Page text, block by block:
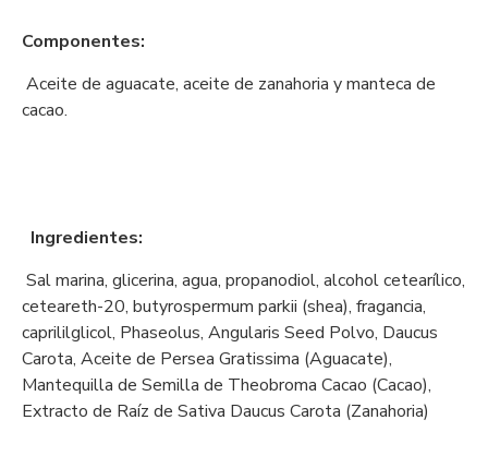
Componentes:
Aceite de aguacate, aceite de zanahoria y manteca de
cacao.
Ingredientes:
Sal marina, glicerina, agua, propanodiol, alcohol cetearílico,
ceteareth-20, butyrospermum parkii (shea), fragancia,
caprililglicol, Phaseolus, Angularis Seed Polvo, Daucus
Carota, Aceite de Persea Gratissima (Aguacate),
Mantequilla de Semilla de Theobroma Cacao (Cacao),
Extracto de Raíz de Sativa Daucus Carota (Zanahoria)